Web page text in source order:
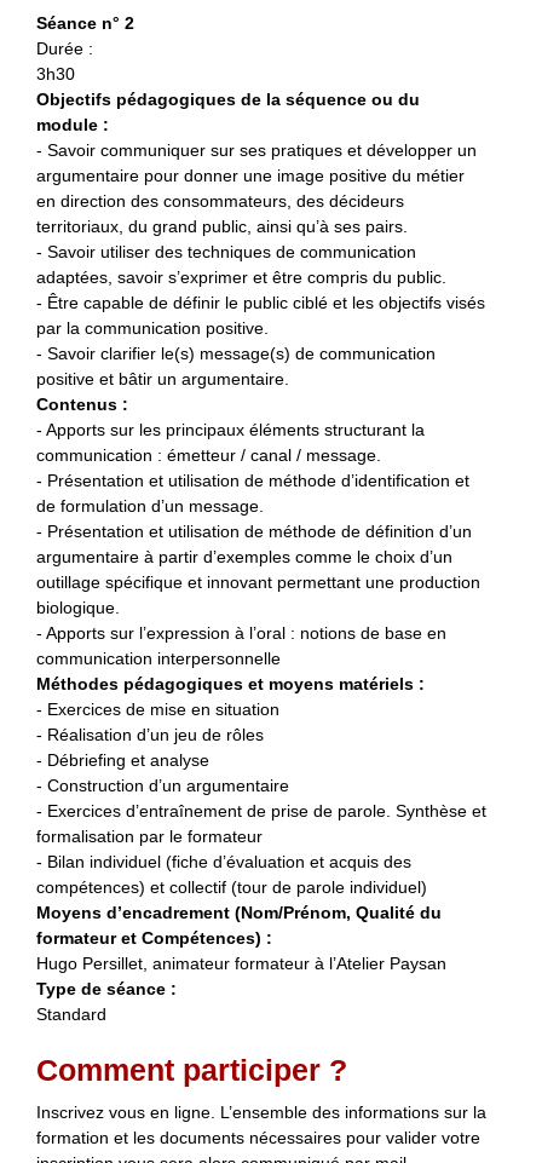
Séance n° 2
Durée :
3h30
Objectifs pédagogiques de la séquence ou du
module :
- Savoir communiquer sur ses pratiques et développer un
argumentaire pour donner une image positive du métier
en direction des consommateurs, des décideurs
territoriaux, du grand public, ainsi qu’à ses pairs.
- Savoir utiliser des techniques de communication
adaptées, savoir s’exprimer et être compris du public.
- Être capable de définir le public ciblé et les objectifs visés
par la communication positive.
- Savoir clarifier le(s) message(s) de communication
positive et bâtir un argumentaire.
Contenus :
- Apports sur les principaux éléments structurant la
communication : émetteur / canal / message.
- Présentation et utilisation de méthode d’identification et
de formulation d’un message.
- Présentation et utilisation de méthode de définition d’un
argumentaire à partir d’exemples comme le choix d’un
outillage spécifique et innovant permettant une production
biologique.
- Apports sur l’expression à l’oral : notions de base en
communication interpersonnelle
Méthodes pédagogiques et moyens matériels :
- Exercices de mise en situation
- Réalisation d’un jeu de rôles
- Débriefing et analyse
- Construction d’un argumentaire
- Exercices d’entraînement de prise de parole. Synthèse et
formalisation par le formateur
- Bilan individuel (fiche d’évaluation et acquis des
compétences) et collectif (tour de parole individuel)
Moyens d’encadrement (Nom/Prénom, Qualité du
formateur et Compétences) :
Hugo Persillet, animateur formateur à l’Atelier Paysan
Type de séance :
Standard
Comment participer ?
Inscrivez vous en ligne. L’ensemble des informations sur la
formation et les documents nécessaires pour valider votre